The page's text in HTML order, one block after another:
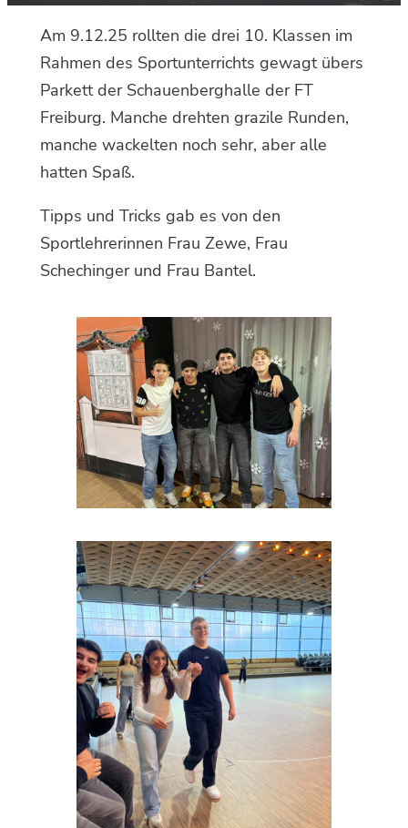
Am 9.12.25 rollten die drei 10. Klassen im
Rahmen des Sportunterrichts gewagt übers
Parkett der Schauenberghalle der FT
Freiburg. Manche drehten grazile Runden,
manche wackelten noch sehr, aber alle
hatten Spaß.
Tipps und Tricks gab es von den
Sportlehrerinnen Frau Zewe, Frau
Schechinger und Frau Bantel.